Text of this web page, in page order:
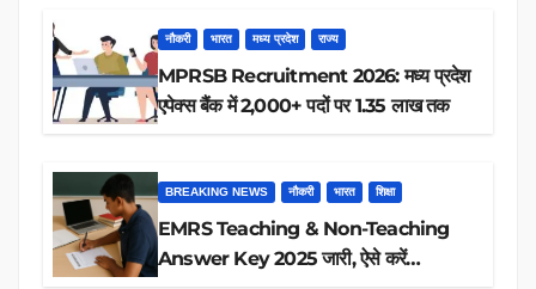
नौकरी भारत मध्य प्रदेश राज्य
MPRSB Recruitment 2026: मध्य प्रदेश
एपेक्स बैंक में 2,000+ पदों पर 1.35 लाख तक
BREAKING NEWS नौकरी भारत शिक्षा
EMRS Teaching & Non-Teaching
Answer Key 2025 जारी, ऐसे करें